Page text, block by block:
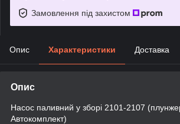
Замовлення під захистом
Опис Характеристики Доставка
Опис
Насос паливний у зборі 2101-2107
Автокомплект)